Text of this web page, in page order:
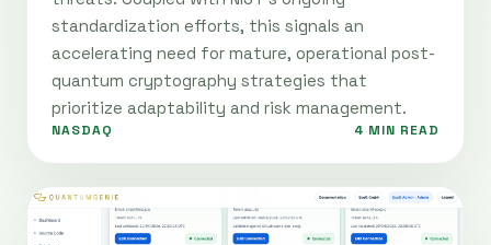
standardization efforts, this signals an
accelerating need for mature, operational post-
quantum cryptography strategies that
prioritize adaptability and risk management.
NASDAQ 4 MIN READ